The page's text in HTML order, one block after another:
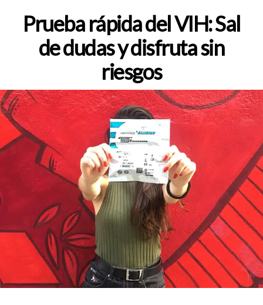
entrada
Prueba rápida del VIH: Sal
de dudas y disfruta sin
riesgos